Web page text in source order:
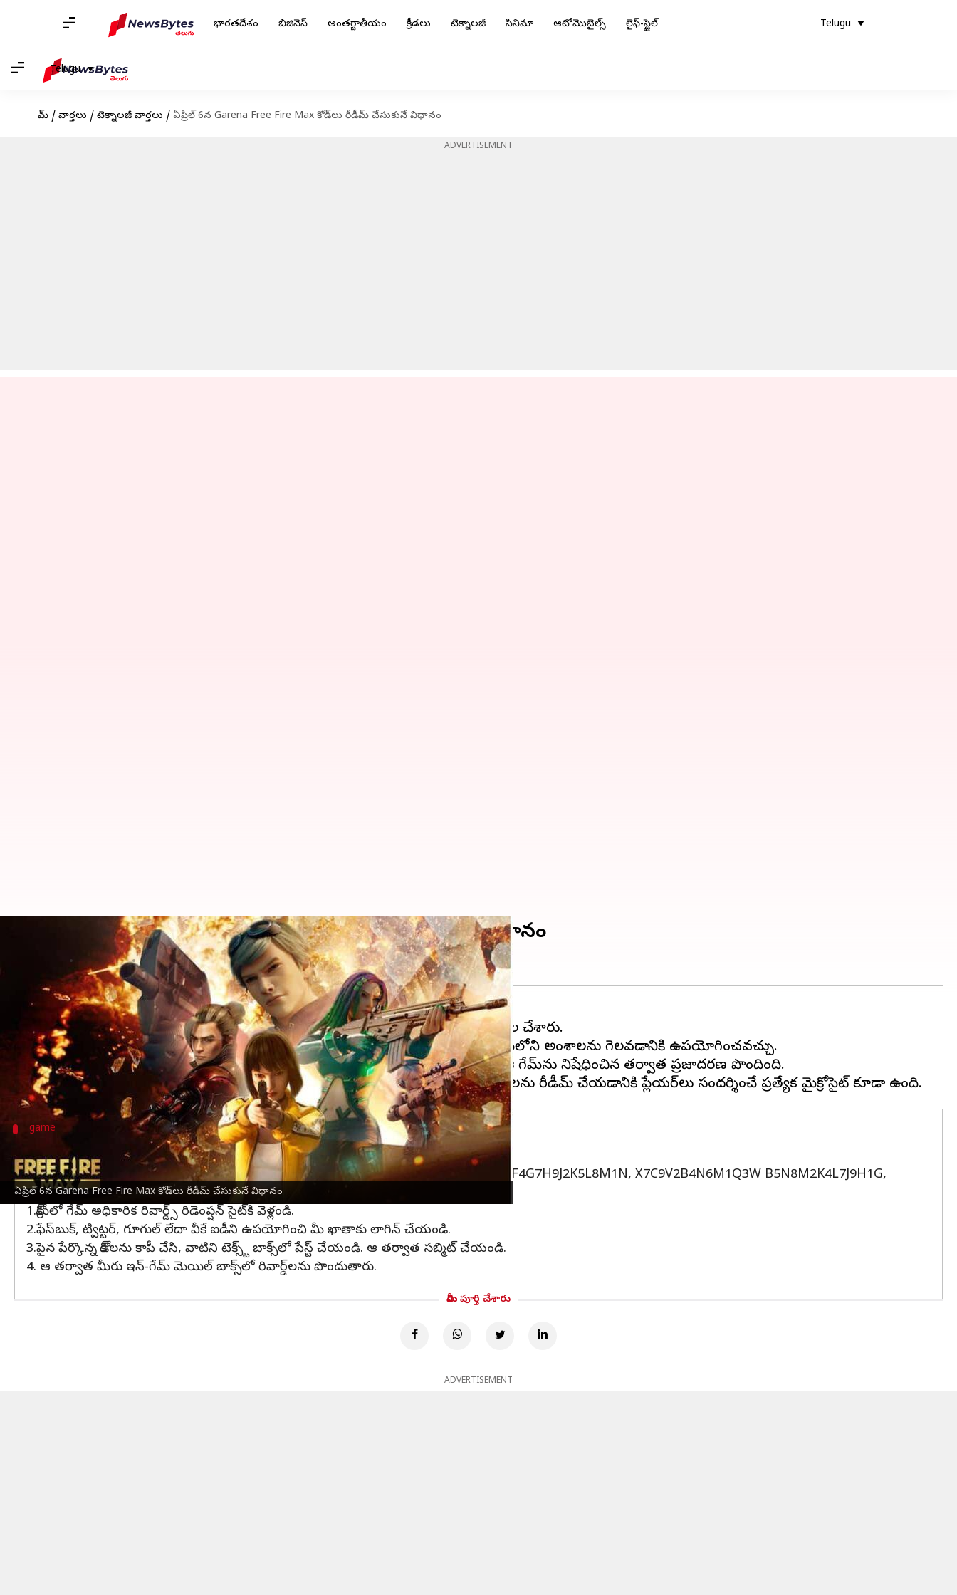
భారతదేశం బిజినెస్ అంతర్జాతీయం క్రీడలు టెక్నాలజీ సినిమా ఆటోమొబైల్స్ లైఫ్-స్టైల్ Telugu
Telugu
హోమ్ / వార్తలు / టెక్నాలజీ వార్తలు / ఏప్రిల్ 6న Garena Free Fire Max కోడ్‌లు రీడీమ్ చేసుకునే విధానం
ADVERTISEMENT
ఏప్రిల్ 6న Garena Free Fire Max కోడ్‌లు రీడీమ్ చేసుకునే విధానం
ఏప్రిల్ 6న Garena Free Fire Max కోడ్‌లు రీడీమ్ చేసుకునే విధానం
Apr 06, 2024 10:08 am
ఈ వార్తాకథనం ఏంటి
ఏప్రిల్ 6వ తేదీకి సంబంధించిన Garena Free Fire Max రీడీమ్ కోడ్‌లను డెవలపర్లు విడుదల చేశారు.
Garena Free Fire Max రీడీమ్ కోడ్‌లు ఆయుధాలు, వజ్రాలు, స్కిన్‌లు, మరిన్ని వంటి గేమ్‌లోని అంశాలను గెలవడానికి ఉపయోగించవచ్చు.
జరీనాఫ్రీ ఫైర్ మాక్స్అనేది Garena Free Fire అప్డేట్ వర్షన్. 2021లో భారత ప్రభుత్వం ఈ గేమ్‌ను నిషేధించిన తర్వాత ప్రజాదరణ పొందింది.
game
రీడీమ్ చేసుకునే కోడ్‌ల జాబితా ఇదే
S6D9F1G3H5J7K2L, P4O7I1U3Y5T8R9E, M2N5B7V9C1X3Z6A H8J1K3L5X7Z9Q2W. F4G7H9J2K5L8M1N, X7C9V2B4N6M1Q3W B5N8M2K4L7J9H1G,
V6C8X1Z3A5S7D9F
1.క్రోమ్‌లో గేమ్ అధికారిక రివార్డ్స్ రిడెంప్షన్ సైట్‌కి వెళ్లండి.
2.ఫేస్‌బుక్, ట్విట్టర్, గూగుల్ లేదా వీకే ఐడీని ఉపయోగించి మీ ఖాతాకు లాగిన్ చేయండి.
3.పైన పేర్కొన్న కోడ్‌లను కాపీ చేసి, వాటిని టెక్స్ట్ బాక్స్‌లో పేస్ట్ చేయండి. ఆ తర్వాత సబ్మిట్ చేయండి.
4. ఆ తర్వాత మీరు ఇన్-గేమ్ మెయిల్ బాక్స్‌లో రివార్డ్‌లను పొందుతారు.
మీరు పూర్తి చేశారు
ADVERTISEMENT